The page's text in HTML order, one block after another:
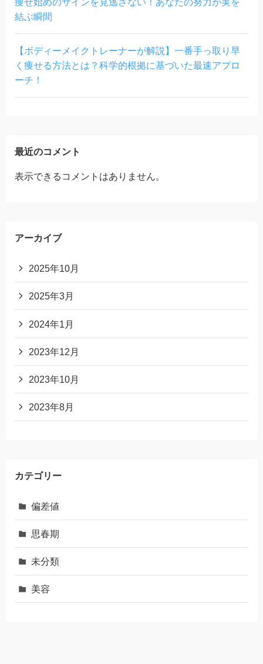
結ぶ瞬間
【ボディーメイクトレーナーが解説】一番手っ取り早
く痩せる方法とは？科学的根拠に基づいた最速アプロ
ーチ！
最近のコメント
表示できるコメントはありません。
アーカイブ
2025年10月
2025年3月
2024年1月
2023年12月
2023年10月
2023年8月
カテゴリー
偏差値
思春期
未分類
美容